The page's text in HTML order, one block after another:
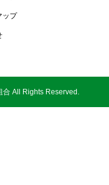
ップ
All Rights Reserved.